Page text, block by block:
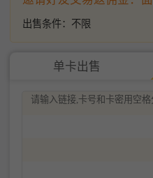
出售条件： 不限
单卡出售